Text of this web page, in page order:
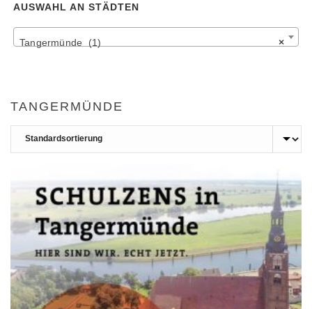
TANGERMÜNDE
AUSWAHL AN STÄDTEN
×
Tangermünde (1)